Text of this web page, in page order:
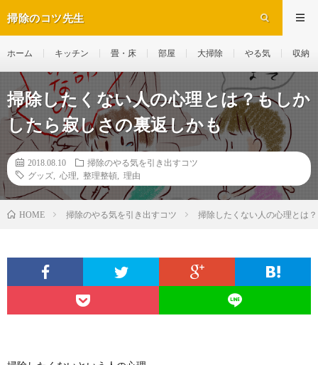
掃除のコツ先生
ホーム キッチン 畳・床 部屋 大掃除 やる気 収納
掃除したくない人の心理とは？もしか
したら寂しさの裏返しかも
2018.08.10
掃除のやる気を引き出すコツ
グッズ
心理 整理整頓 理由
HOME 掃除のやる気を引き出すコツ 掃除したくない人の心理とは